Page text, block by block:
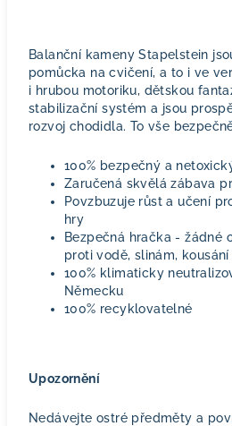
Balanční kameny Stapelstein
pomůcka na cvičení, a to i ve
i hrubou motoriku, dětskou
stabilizační systém a jsou
rozvoj chodidla. To vše
100% bezpečný a
Zaručená skvělá zábava
Povzbuzuje růst a učení
hry
Bezpečná hračka - žádné
proti vodě, slinám, kousání
100% klimaticky
Německu
100% recyklovatelné
Upozornění
Nedávejte ostré předměty a